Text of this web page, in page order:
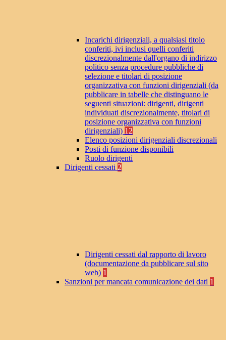
Incarichi dirigenziali, a qualsiasi titolo
conferiti, ivi inclusi quelli conferiti
discrezionalmente dall'organo di indirizzo
politico senza procedure pubbliche di
selezione e titolari di posizione
organizzativa con funzioni dirigenziali (da
pubblicare in tabelle che distinguano le
seguenti situazioni: dirigenti, dirigenti
individuati discrezionalmente, titolari di
posizione organizzativa con funzioni
dirigenziali) 12
Elenco posizioni dirigenziali discrezionali
Posti di funzione disponibili
Ruolo dirigenti
Dirigenti cessati 2
Dirigenti cessati dal rapporto di lavoro
(documentazione da pubblicare sul sito
web) 1
Sanzioni per mancata comunicazione dei dati 1